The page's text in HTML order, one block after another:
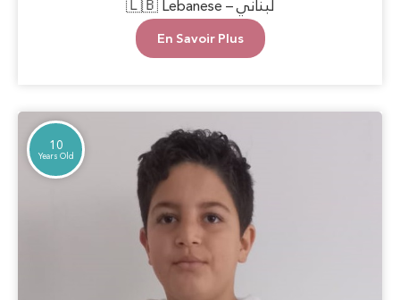
to lend a helping hand, providing her with basic
necessities and the encouragement to pursue her
goals. With support and care, Marwa can blossom
proving that hope can overcome any challenge.
🇱🇧 Lebanese – لبناني
En Savoir Plus
10
Years Old